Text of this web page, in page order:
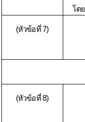
โด
(หัวข้อที่ 7)
(หัวข้อที่ 8)